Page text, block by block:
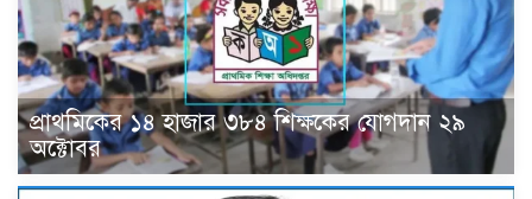
প্রাথমিকের ১৪ হাজার ৩৮৪ শিক্ষকের যোগদান ২৯
অক্টোবর